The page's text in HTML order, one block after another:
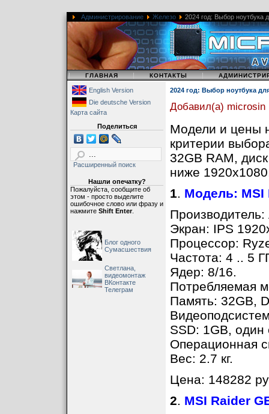
Администрирование Железо 2024 год: Выбор ноутбука
| ГЛАВНАЯ | КОНТАКТЫ |
English Version
Die deutsche Version
Карта сайта
Поделиться
Расширенный поиск
Нашли опечатку?
Пожалуйста, сообщите об
этом - просто выделите
ошибочное слово или фразу и
нажмите Shift Enter.
Блог одного
Сумасшествия
Светлана,
видеомонтаж
ВКонтакте
Телеграм
2024 год: Выбор ноутбука
Добавил(а) microsin
Модели и цены
критерии
32GB RAM,
ниже
1. Модель: MSI
Производитель:
Экран: IPS
Процессор:
Частота: 4 .. 5
Ядер: 8/16.
Потребляемая
Память: 32GB,
SSD: 1GB, один
Операционная
Вес: 2.7 кг.
Цена: 148282
2. MSI Raider